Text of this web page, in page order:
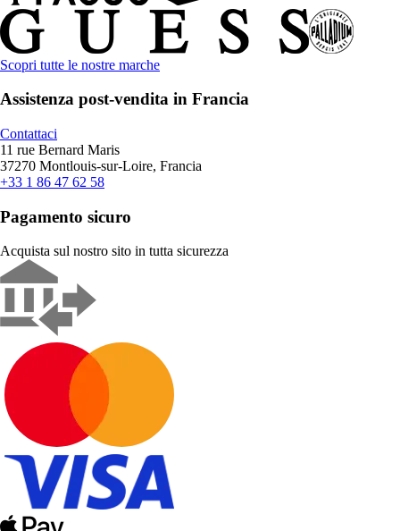
Scopri tutte le nostre marche
Assistenza post-vendita in Francia
Contattaci
11 rue Bernard Maris
37270 Montlouis-sur-Loire, Francia
+33 1 86 47 62 58
Pagamento sicuro
Acquista sul nostro sito in tutta sicurezza